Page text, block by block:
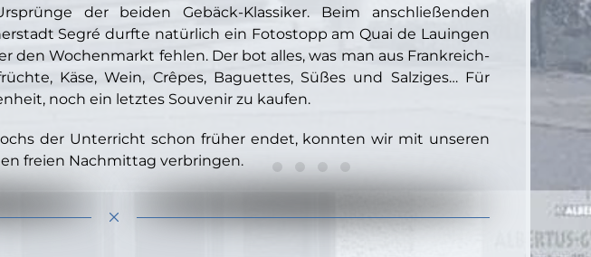
der beiden Gebäck-Klassiker. Beim anschließenden
Segré durfte natürlich ein Fotostopp am Quai de Lauingen
den Wochenmarkt fehlen. Der bot alles, was man aus Frankreich-
Käse, Wein, Crêpes, Baguettes, Süßes und Salziges… Für
noch ein letztes Souvenir zu kaufen.
der Unterricht schon früher endet, konnten wir mit unseren
freien Nachmittag verbringen.